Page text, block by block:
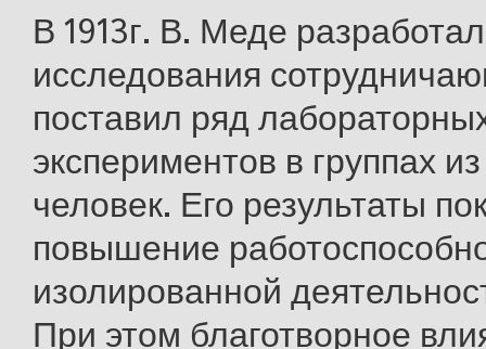
В 1913г. В. Меде
исследования
поставил ряд
экспериментов в группах
человек. Его результаты
повышение
изолированной
При этом благотворное